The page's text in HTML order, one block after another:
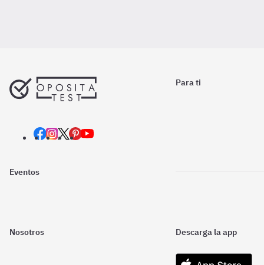
Para ti
Eventos
Nosotros Descarga la app